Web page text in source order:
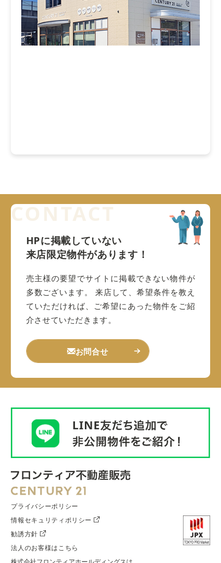
HPに掲載していない
来店限定物件があります！
売主様の要望でサイトに掲載できない物件が
多数ございます。
来店して、希望条件を教え
ていただければ、ご希望にあった物件をご紹
介させていただきます。
お問合せ
プライバシーポリシー
情報セキュリティポリシー
勧誘方針
法人のお客様はこちら